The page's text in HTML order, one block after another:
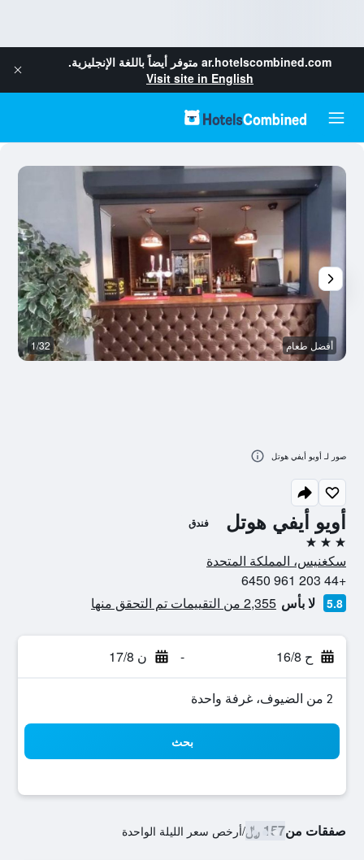
ar.hotelscombined.com متوفر أيضاً باللغة الإنجليزية.
Visit site in English
أويو أيفي هوتل فندق
3 نجوم
سكغنيس، المملكة المتحدة
+44 203 961 6450
5.8 لا بأس 2,355 من التقييمات تم التحقق منها
ح 16/8 - ن 17/8
2 من الضيوف، غرفة واحدة
بحث
صفقات من157 ﷼ /أرخص سعر الليلة الواحدة
أفضل طعام 1/32
صور لـ أويو أيفي هوتل